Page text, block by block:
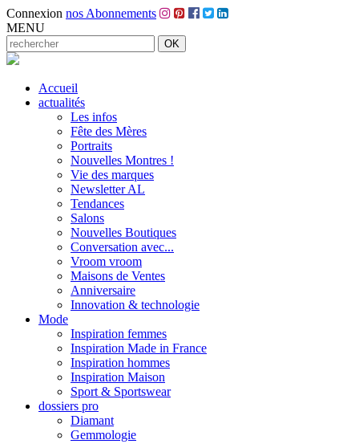
Connexion nos Abonnements
MENU
Accueil
actualités
Les infos
Fête des Mères
Portraits
Nouvelles Montres !
Vie des marques
Newsletter AL
Tendances
Salons
Nouvelles Boutiques
Conversation avec...
Vroom vroom
Maisons de Ventes
Anniversaire
Innovation & technologie
Mode
Inspiration femmes
Inspiration Made in France
Inspiration hommes
Inspiration Maison
Sport & Sportswear
dossiers pro
Diamant
Gemmologie